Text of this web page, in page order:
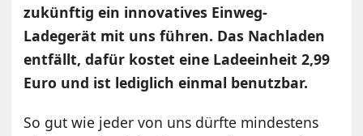
zukünftig ein innovatives Einweg-
Ladegerät mit uns führen. Das Nachladen
entfällt, dafür kostet eine Ladeeinheit 2,99
Euro und ist lediglich einmal benutzbar.
So gut wie jeder von uns dürfte mindestens